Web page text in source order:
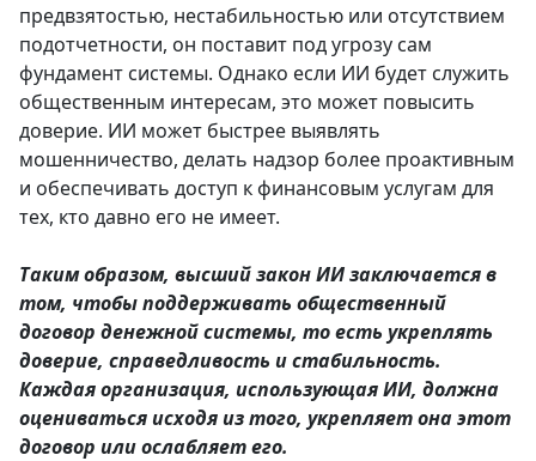
предвзятостью, нестабильностью или отсутствием
подотчетности, он поставит под угрозу сам
фундамент системы. Однако если ИИ будет служить
общественным интересам, это может повысить
доверие. ИИ может быстрее выявлять
мошенничество, делать надзор более проактивным
и обеспечивать доступ к финансовым услугам для
тех, кто давно его не имеет.
Таким образом, высший закон ИИ заключается в
том, чтобы поддерживать общественный
договор денежной системы, то есть укреплять
доверие, справедливость и стабильность.
Каждая организация, использующая ИИ, должна
оцениваться исходя из того, укрепляет она этот
договор или ослабляет его.